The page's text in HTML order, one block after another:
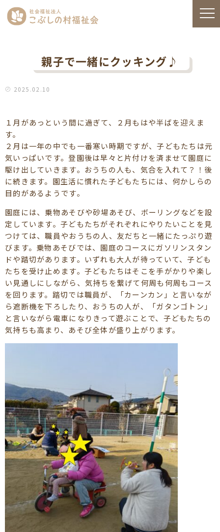
親子で一緒にクッキング♪
2025.02.10
１月があっという間に過ぎて、２月もはや半ばを迎えま
す。
２月は一年の中でも一番寒い時期ですが、子どもたちは元
気いっぱいです。登園後は早々と片付けを済ませて園庭に
駆け出していきます。おうちの人も、気合を入れて？！後
に続きます。園生活に慣れた子どもたちには、何かしらの
目的があるようです。
園庭には、乗物あそびや砂場あそび、ボーリングなどを設
定しています。子どもたちがそれぞれにやりたいことを見
つけては、職員やおうちの人、友だちと一緒にたっぷり遊
びます。乗物あそびでは、園庭のコースにガソリンスタン
ドや踏切があります。いずれも大人が待っていて、子ども
たちを受け止めます。子どもたちはそこを手がかりや楽し
い見通しにしながら、気持ちを繋げて何周も何周もコース
を回ります。踏切では職員が、「カーンカン」と言いなが
ら遮断機を下ろしたり、おうちの人が、「ガタンゴトン」
と言いながら電車になりきって遊ぶことで、子どもたちの
気持ちも高まり、あそび全体が盛り上がります。